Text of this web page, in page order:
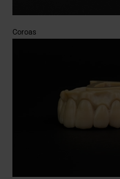
Coroas